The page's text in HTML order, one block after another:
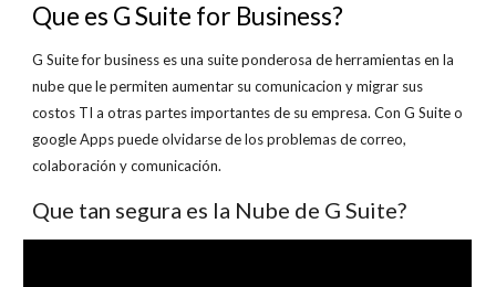
Que es G Suite for Business?
G Suite for business es una suite ponderosa de herramientas en la
nube que le permiten aumentar su comunicacion y migrar sus
costos TI a otras partes importantes de su empresa. Con G Suite o
google Apps puede olvidarse de los problemas de correo,
colaboración y comunicación.
Que tan segura es la Nube de G Suite?